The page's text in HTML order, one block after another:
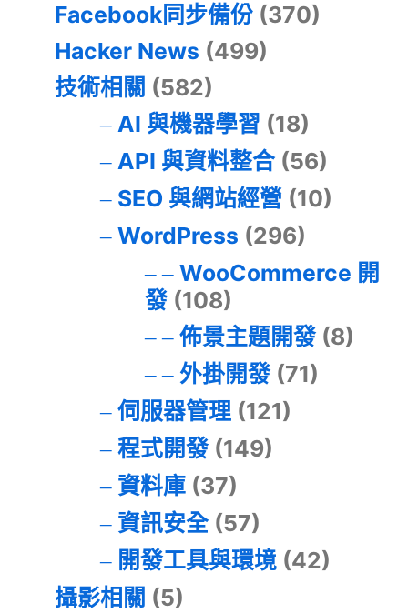
Facebook同步備份 (370)
Hacker News (499)
技術相關 (582)
AI 與機器學習 (18)
API 與資料整合(56)
SEO 與網站經營 (10)
WordPress (296)
WooCommerce 開
發(108)
佈景主題開發(8)
外掛開發(71)
伺服器管理(121)
程式開發(149)
資料庫(37)
資訊安全(57)
開發工具與環境(42)
攝影相關 (5)